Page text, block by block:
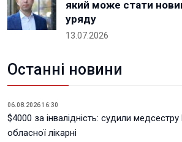
який може стати
уряду
13.07.2026
Останні новини
06.08.2026 16:30
$4000 за інвалідність: судили
обласної лікарні